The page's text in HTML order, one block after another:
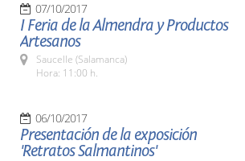
07/10/2017
I Feria de la Almendra y Productos
Artesanos
Saucelle (Salamanca)
Hora: 11:00 h.
06/10/2017
Presentación de la exposición
'Retratos Salmantinos'